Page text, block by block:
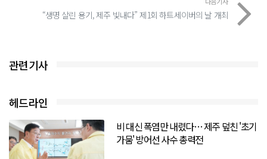
“생명 살린 용기, 제주 빛내다” 제1회 하트세이버의 날 개최
관련기사
헤드라인
비 대신 폭염만 내렸다… 제주 덮친 '초기
가뭄' 방어선 사수 총력전